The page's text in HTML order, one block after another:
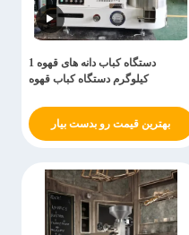
دستگاه کباب دانه های قهوه 1
کیلوگرم دستگاه کباب قهوه
بهترین قیمت رو بدست بیار